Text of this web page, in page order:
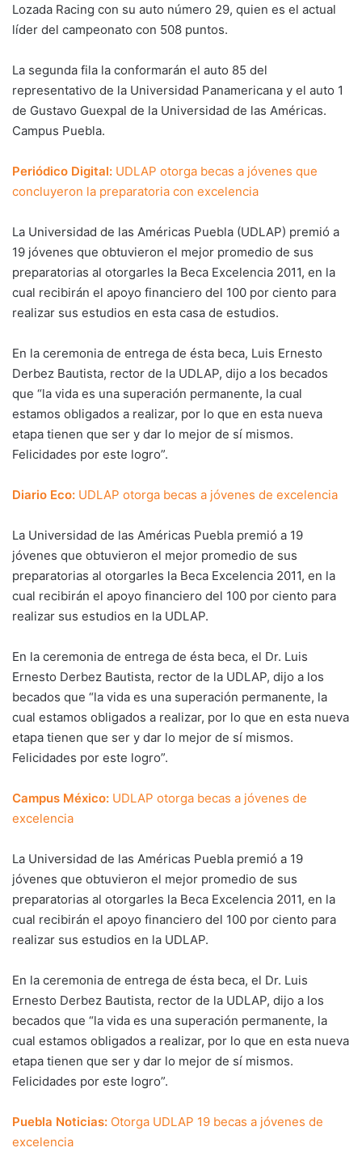
Lozada Racing con su auto número 29, quien es el actual
líder del campeonato con 508 puntos.
La segunda fila la conformarán el auto 85 del
representativo de la Universidad Panamericana y el auto 1
de Gustavo Guexpal de la Universidad de las Américas.
Campus Puebla.
Periódico Digital: UDLAP otorga becas a jóvenes que
concluyeron la preparatoria con excelencia
La Universidad de las Américas Puebla (UDLAP) premió a
19 jóvenes que obtuvieron el mejor promedio de sus
preparatorias al otorgarles la Beca Excelencia 2011, en la
cual recibirán el apoyo financiero del 100 por ciento para
realizar sus estudios en esta casa de estudios.
En la ceremonia de entrega de ésta beca, Luis Ernesto
Derbez Bautista, rector de la UDLAP, dijo a los becados
que “la vida es una superación permanente, la cual
estamos obligados a realizar, por lo que en esta nueva
etapa tienen que ser y dar lo mejor de sí mismos.
Felicidades por este logro”.
Diario Eco: UDLAP otorga becas a jóvenes de excelencia
La Universidad de las Américas Puebla premió a 19
jóvenes que obtuvieron el mejor promedio de sus
preparatorias al otorgarles la Beca Excelencia 2011, en la
cual recibirán el apoyo financiero del 100 por ciento para
realizar sus estudios en la UDLAP.
En la ceremonia de entrega de ésta beca, el Dr. Luis
Ernesto Derbez Bautista, rector de la UDLAP, dijo a los
becados que “la vida es una superación permanente, la
cual estamos obligados a realizar, por lo que en esta nueva
etapa tienen que ser y dar lo mejor de sí mismos.
Felicidades por este logro”.
Campus México: UDLAP otorga becas a jóvenes de
excelencia
La Universidad de las Américas Puebla premió a 19
jóvenes que obtuvieron el mejor promedio de sus
preparatorias al otorgarles la Beca Excelencia 2011, en la
cual recibirán el apoyo financiero del 100 por ciento para
realizar sus estudios en la UDLAP.
En la ceremonia de entrega de ésta beca, el Dr. Luis
Ernesto Derbez Bautista, rector de la UDLAP, dijo a los
becados que “la vida es una superación permanente, la
cual estamos obligados a realizar, por lo que en esta nueva
etapa tienen que ser y dar lo mejor de sí mismos.
Felicidades por este logro”.
Puebla Noticias: Otorga UDLAP 19 becas a jóvenes de
excelencia